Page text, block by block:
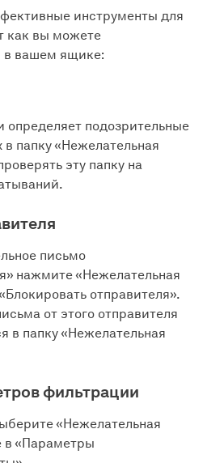
инструменты для
как вы можете
в вашем ящике:
определяет подозрительные
папку «Нежелательная
эту папку на
письмо
нажмите «Нежелательная
отправителя».
от этого отправителя
в папку «Нежелательная
фильтрации
«Нежелательная
в «Параметры